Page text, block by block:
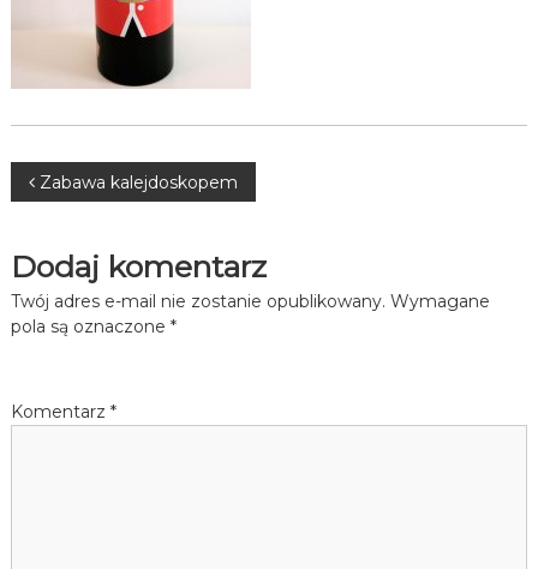
Nawigacja
Zabawa kalejdoskopem
Dodaj komentarz
Twój adres e-mail nie zostanie opublikowany. Wymagane
pola są oznaczone *
Komentarz *